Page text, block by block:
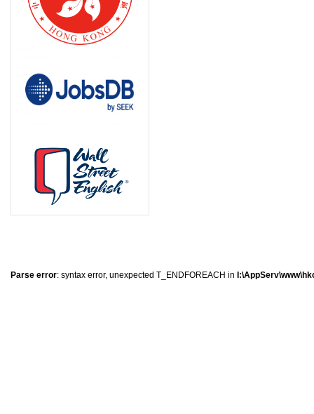
Parse error: syntax error, unexpected T_ENDFOREACH in